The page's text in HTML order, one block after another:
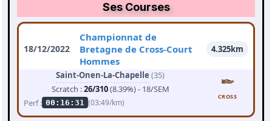
Ses Courses
18/12/2022
Championnat de
Bretagne de Cross-Court
Hommes
4.325km
Saint-Onen-La-Chapelle (35)
Scratch :26/310(8.39%) - 18/SEM
Perf : 00:16:31 (03:49/km)
CROSS